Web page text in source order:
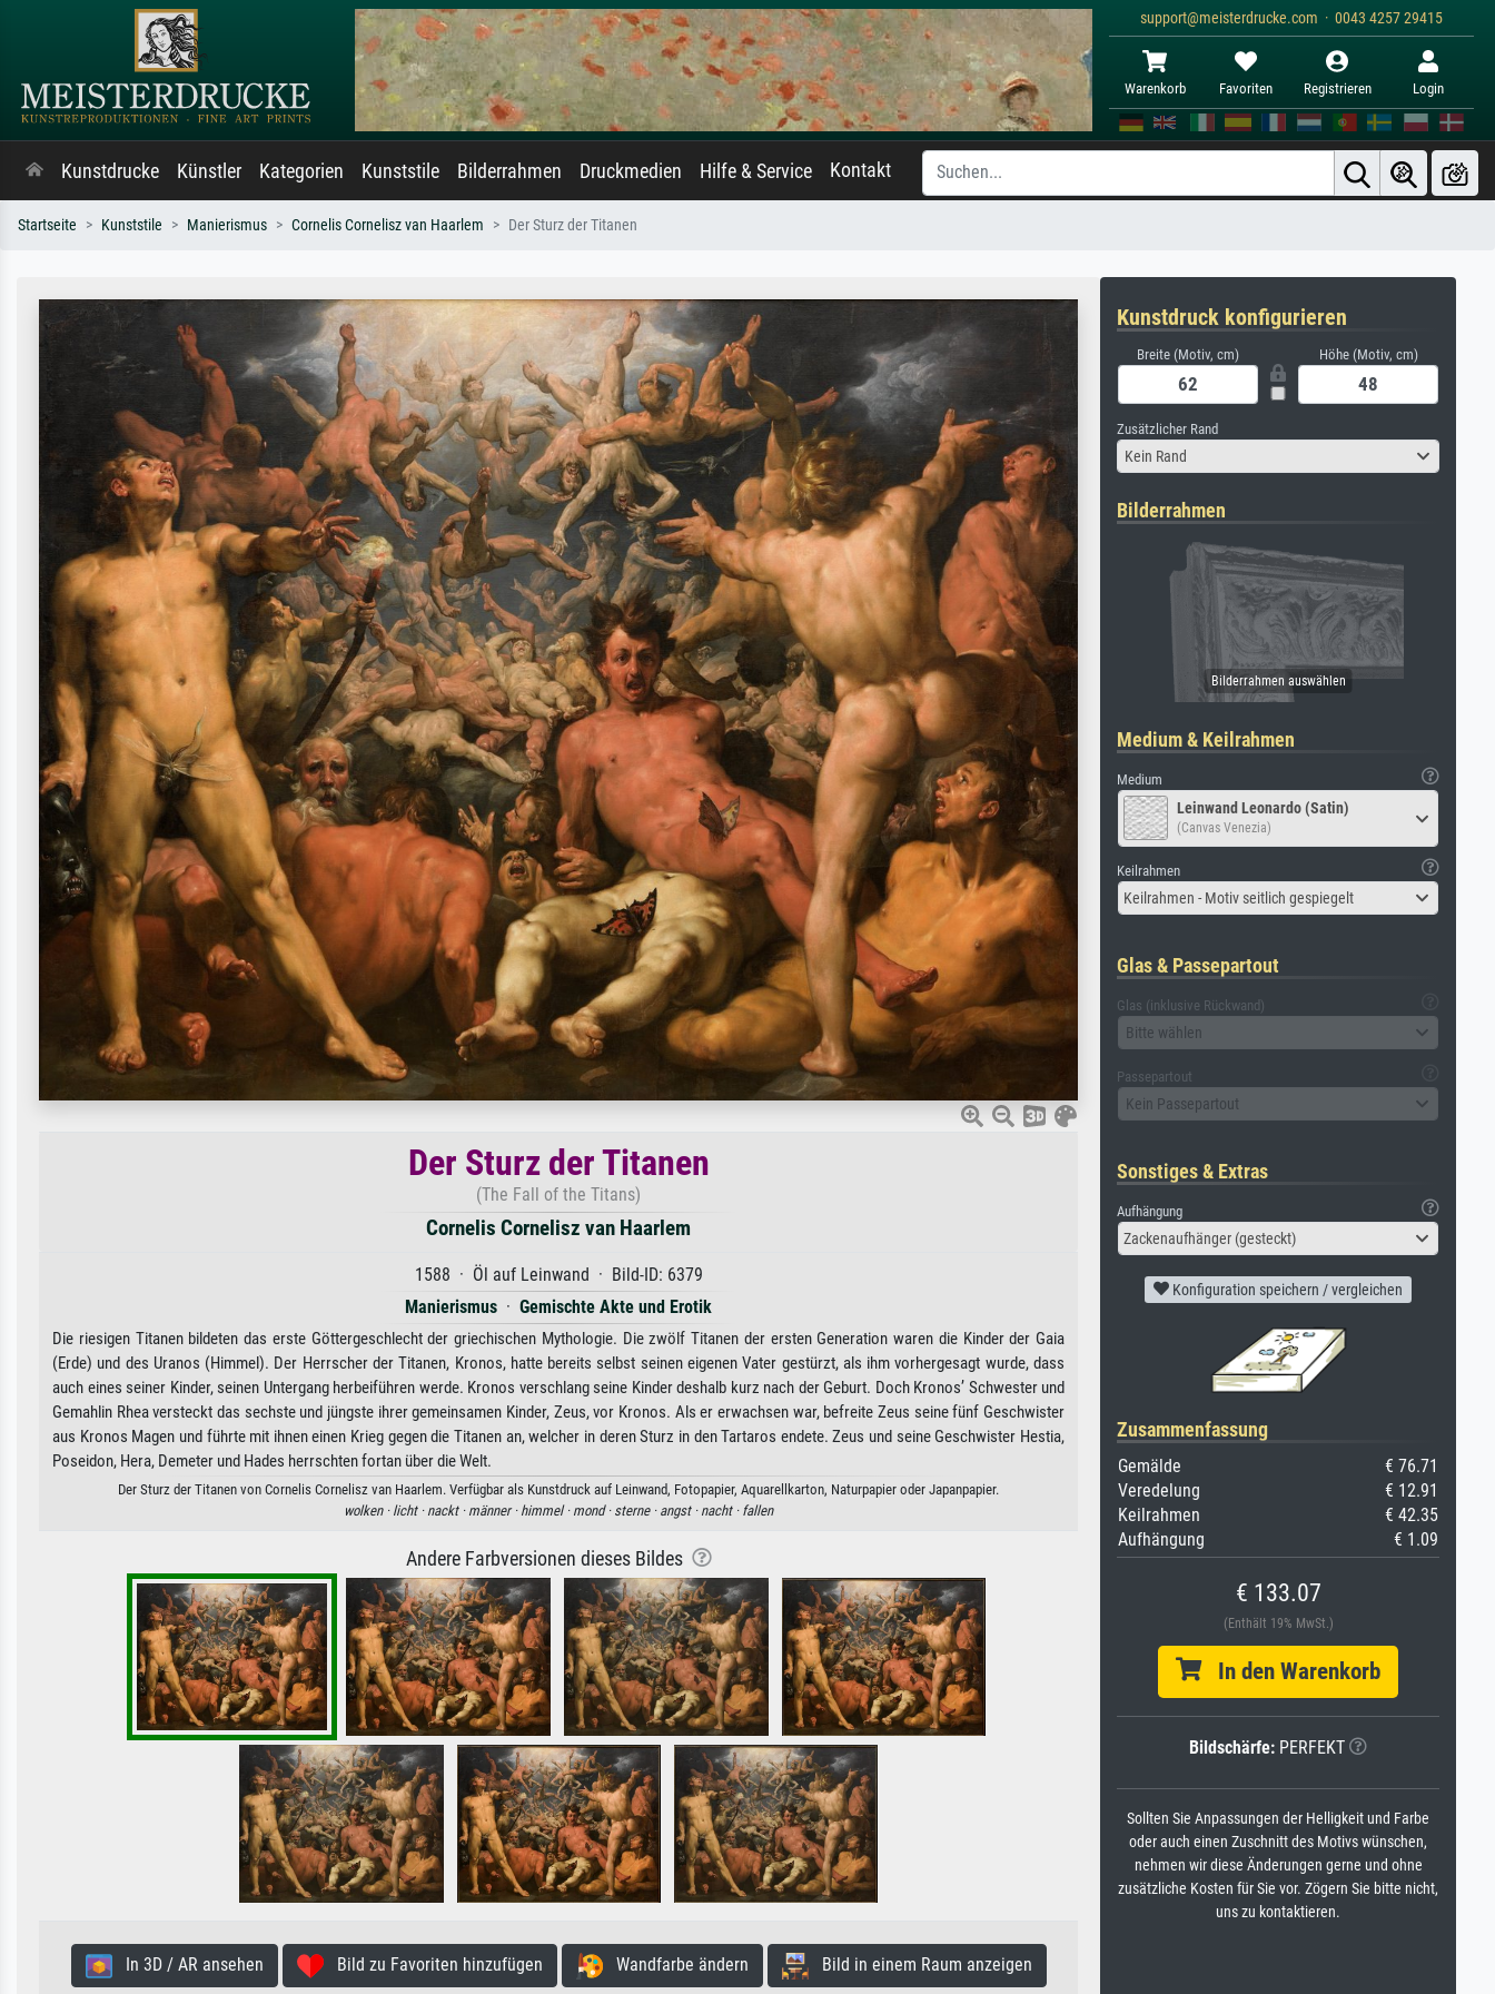
support@meisterdrucke.com · 0043 4257 29415
Warenkorb Favoriten Registrieren Login
Kunstdrucke Künstler Kategorien Kunststile Bilderrahmen Druckmedien Hilfe & Service Kontakt
Startseite Kunststile Manierismus Cornelis Cornelisz van Haarlem Der Sturz der Titanen
Der Sturz der Titanen
(The Fall of the Titans)
Cornelis Cornelisz van Haarlem
1588 · Öl auf Leinwand · Bild-ID: 6379
Manierismus · Gemischte Akte und Erotik
Die riesigen Titanen bildeten das erste Göttergeschlecht der griechischen Mythologie. Die zwölf Titanen der ersten Generation waren die Kinder der Gaia
(Erde) und des Uranos (Himmel). Der Herrscher der Titanen, Kronos, hatte bereits selbst seinen eigenen Vater gestürzt, als ihm vorhergesagt wurde, dass
auch eines seiner Kinder, seinen Untergang herbeiführen werde. Kronos verschlang seine Kinder deshalb kurz nach der Geburt. Doch Kronos’ Schwester und
Gemahlin Rhea versteckt das sechste und jüngste ihrer gemeinsamen Kinder, Zeus, vor Kronos. Als er erwachsen war, befreite Zeus seine fünf Geschwister
aus Kronos Magen und führte mit ihnen einen Krieg gegen die Titanen an, welcher in deren Sturz in den Tartaros endete. Zeus und seine Geschwister Hestia,
Poseidon, Hera, Demeter und Hades herrschten fortan über die Welt.
Der Sturz der Titanen von Cornelis Cornelisz van Haarlem. Verfügbar als Kunstdruck auf Leinwand, Fotopapier, Aquarellkarton, Naturpapier oder Japanpapier.
wolken · licht · nackt · männer · himmel · mond · sterne · angst · nacht · fallen
Andere Farbversionen dieses Bildes
In 3D / AR ansehen Bild zu Favoriten hinzufügen Wandfarbe ändern Bild in einem Raum anzeigen
Kunstdruck konfigurieren
Breite (Motiv, cm) Höhe (Motiv, cm)
Zusätzlicher Rand
Kein Rand
Bilderrahmen
Medium & Keilrahmen
Medium
Leinwand Leonardo (Satin)
(Canvas Venezia)
Keilrahmen
Keilrahmen - Motiv seitlich gespiegelt
Glas & Passepartout
Glas (inklusive Rückwand)
Bitte wählen
Passepartout
Kein Passepartout
Sonstiges & Extras
Aufhängung
Zackenaufhänger (gesteckt)
Konfiguration speichern / vergleichen
Zusammenfassung
Gemälde
€ 76.71
Veredelung
€ 12.91
Keilrahmen
€ 42.35
Aufhängung
€ 1.09
€ 133.07
(Enthält 19% MwSt.)
In den Warenkorb
Bildschärfe: PERFEKT
Sollten Sie Anpassungen der Helligkeit und Farbe
oder auch einen Zuschnitt des Motivs wünschen,
nehmen wir diese Änderungen gerne und ohne
zusätzliche Kosten für Sie vor. Zögern Sie bitte nicht,
uns zu kontaktieren.